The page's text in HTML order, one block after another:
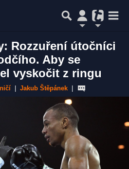
Rozzuření útočníci
Aby se
vyskočit z ringu
Jakub Štěpánek